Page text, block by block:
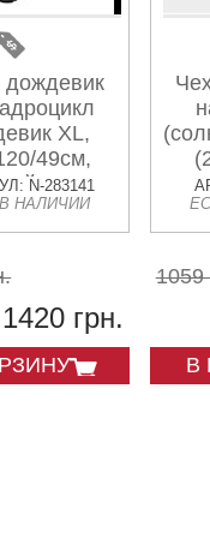
дождевик
XL,
49см,
JPX
N-283141
НАЛИЧИИ
1420 грн.
1059
В